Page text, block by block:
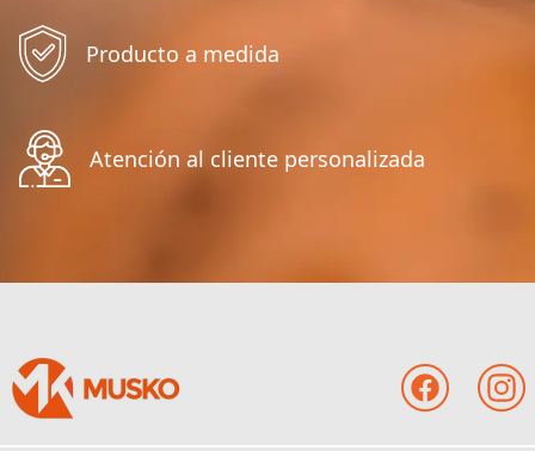
Producto a medida
Atención al cliente personalizada